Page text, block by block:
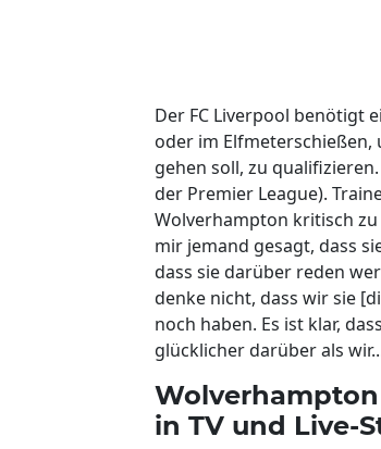
Der FC Liverpool benötigt
oder im Elfmeterschießen,
gehen soll, zu
der Premier League).
Wolverhampton kritisch
mir jemand gesagt, dass
dass sie darüber reden
denke nicht, dass wir sie
noch haben. Es ist klar,
glücklicher darüber als
Wolverhampton
in TV und Live-